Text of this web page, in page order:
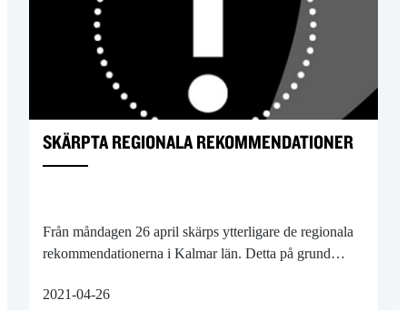
SKÄRPTA REGIONALA REKOMMENDATIONER
Från måndagen 26 april skärps ytterligare de regionala
rekommendationerna i Kalmar län. Detta på grund…
2021-04-26